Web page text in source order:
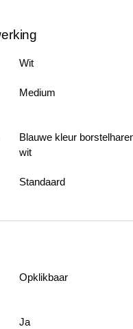
Wit
Medium
Blauwe kleur
wit
Standaard
Opklikbaar
Ja